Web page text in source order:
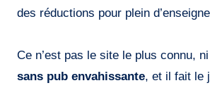
des réductions pour plein
Ce n’est pas le site le plus connu,
sans pub envahissante, et il fait le